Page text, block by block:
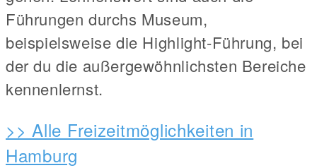
Führungen durchs Museum,
beispielsweise die Highlight-Führung, bei
der du die außergewöhnlichsten Bereiche
kennenlernst.
>> Alle Freizeitmöglichkeiten in
Hamburg